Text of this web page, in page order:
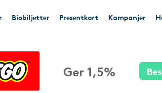
Biobiljetter Presentkort Kampanjer
Ger 1,5%